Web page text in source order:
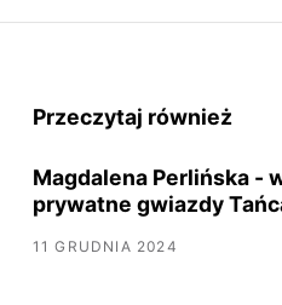
Przeczytaj również
Magdalena Perlińska -
prywatne gwiazdy
11 GRUDNIA 2024